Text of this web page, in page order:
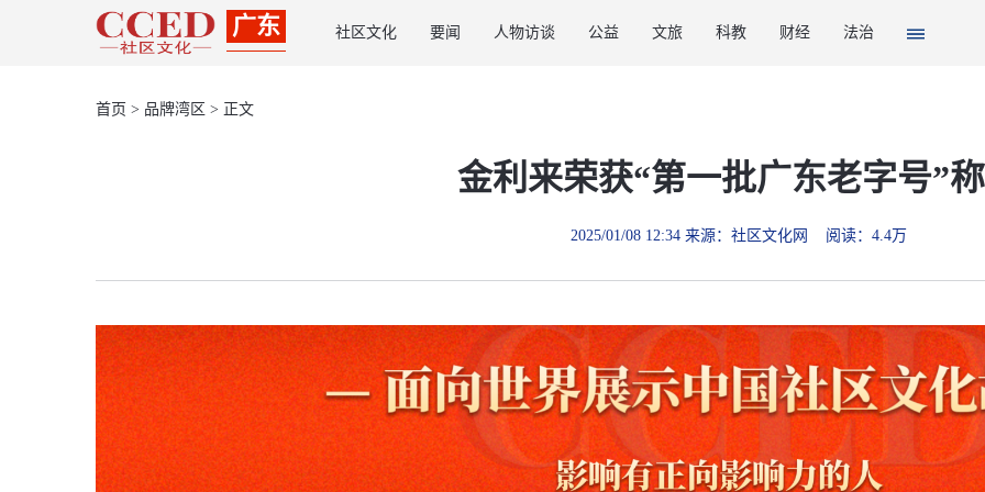
广东 社区文化 要闻 人物访谈 公益 文旅 科教 财经 法治
首页 > 品牌湾区 > 正文
金利来荣获“第一批广东老字号”
2025/01/08 12:34 来源：社区文化网 阅读：4.4万